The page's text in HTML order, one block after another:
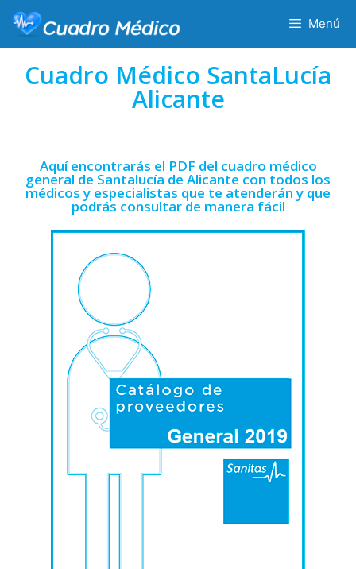
Menú
Cuadro Médico SantaLucía
Alicante
Aquí encontrarás el PDF del cuadro médico
general de Santalucía de Alicante con todos los
médicos y especialistas que te atenderán y que
podrás consultar de manera fácil